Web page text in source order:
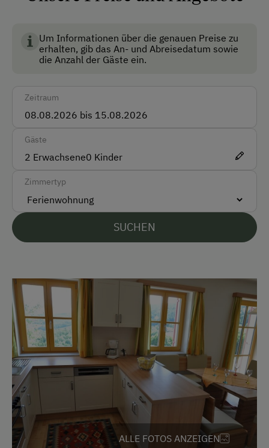
Vor Ort gesprochene Sprachen
Am Betrieb
Ab-Hof-Verkauf
Familienanschluss
Hofeigene Produkte
Kreativangebot
Mithilfe am Hof
Kinder-Ausstattung
Baby- und Kleinkinderausstattung
Kinder sind willkommen
Kinderspielplatz
BIO AUSTRIA steht für kontrolliert biologische
Standards für Umwelt, Tierwohl und
Lebensmittelqualität.
Um Informationen über die genauen Preise zu
erhalten, gib das An- und Abreisedatum sowie
die Anzahl der Gäste ein.
Zeitraum
Gäste
2 Erwachsene0 Kinder
Zimmertyp
SUCHEN
ALLE FOTOS ANZEIGEN